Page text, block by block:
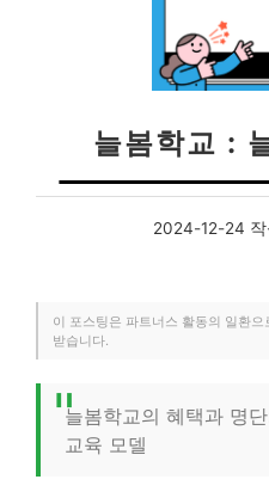
늘봄학교 :
2024-12-24
이 포스팅은 파트너스 활동의 일환
받습니다.
늘봄학교의 혜택과 명
교육 모델